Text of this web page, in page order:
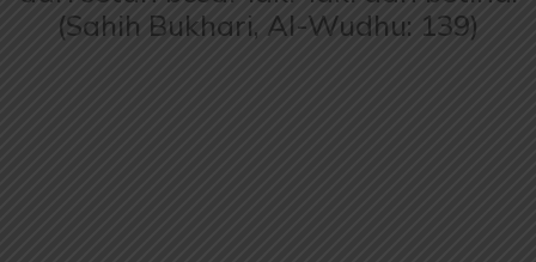
(Sahih Bukhari, Al-Wudhu: 139)